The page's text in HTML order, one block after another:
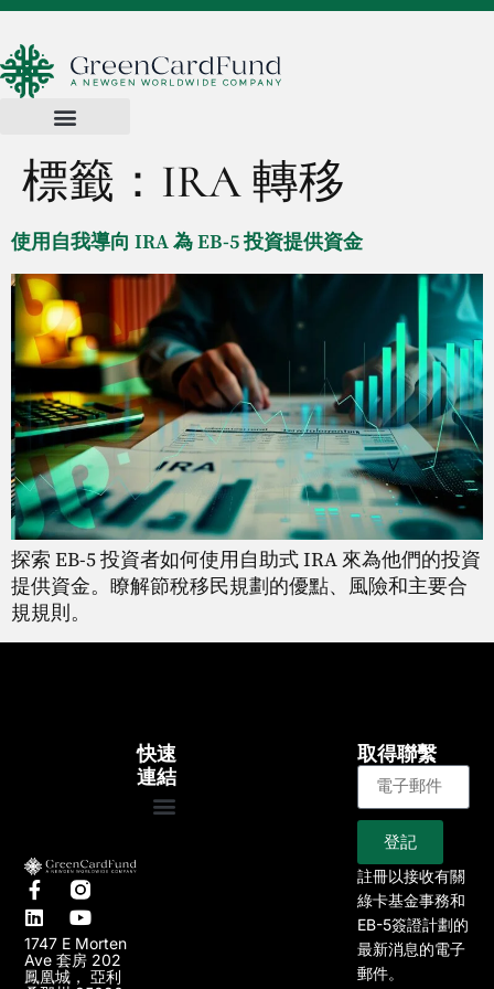
標籤： IRA 轉移
使用自我導向 IRA 為 EB-5 投資提供資金
探索 EB-5 投資者如何使用自助式 IRA 來為他們的投資
提供資金。瞭解節稅移民規劃的優點、風險和主要合
規規則。
1747 E Morten
Ave 套房 202
鳳凰城， 亞利
快速
連結
取得聯繫
登記
註冊以接收有關
綠卡基金事務和
EB-5簽證計劃的
最新消息的電子
郵件。